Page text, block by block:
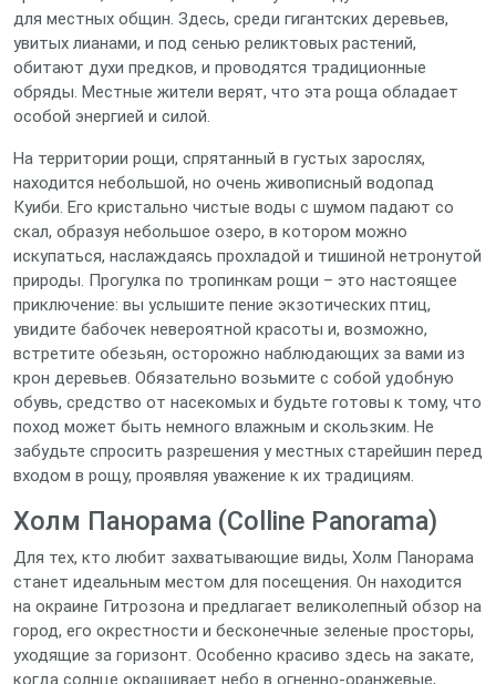
для местных общин. Здесь, среди гигантских деревьев,
увитых лианами, и под сенью реликтовых растений,
обитают духи предков, и проводятся традиционные
обряды. Местные жители верят, что эта роща обладает
особой энергией и силой.
На территории рощи, спрятанный в густых зарослях,
находится небольшой, но очень живописный водопад
Куиби. Его кристально чистые воды с шумом падают со
скал, образуя небольшое озеро, в котором можно
искупаться, наслаждаясь прохладой и тишиной нетронутой
природы. Прогулка по тропинкам рощи – это настоящее
приключение: вы услышите пение экзотических птиц,
увидите бабочек невероятной красоты и, возможно,
встретите обезьян, осторожно наблюдающих за вами из
крон деревьев. Обязательно возьмите с собой удобную
обувь, средство от насекомых и будьте готовы к тому, что
поход может быть немного влажным и скользким. Не
забудьте спросить разрешения у местных старейшин перед
входом в рощу, проявляя уважение к их традициям.
Холм Панорама (Colline Panorama)
Для тех, кто любит захватывающие виды, Холм Панорама
станет идеальным местом для посещения. Он находится
на окраине Гитрозона и предлагает великолепный обзор на
город, его окрестности и бесконечные зеленые просторы,
уходящие за горизонт. Особенно красиво здесь на закате,
когда солнце окрашивает небо в огненно-оранжевые,